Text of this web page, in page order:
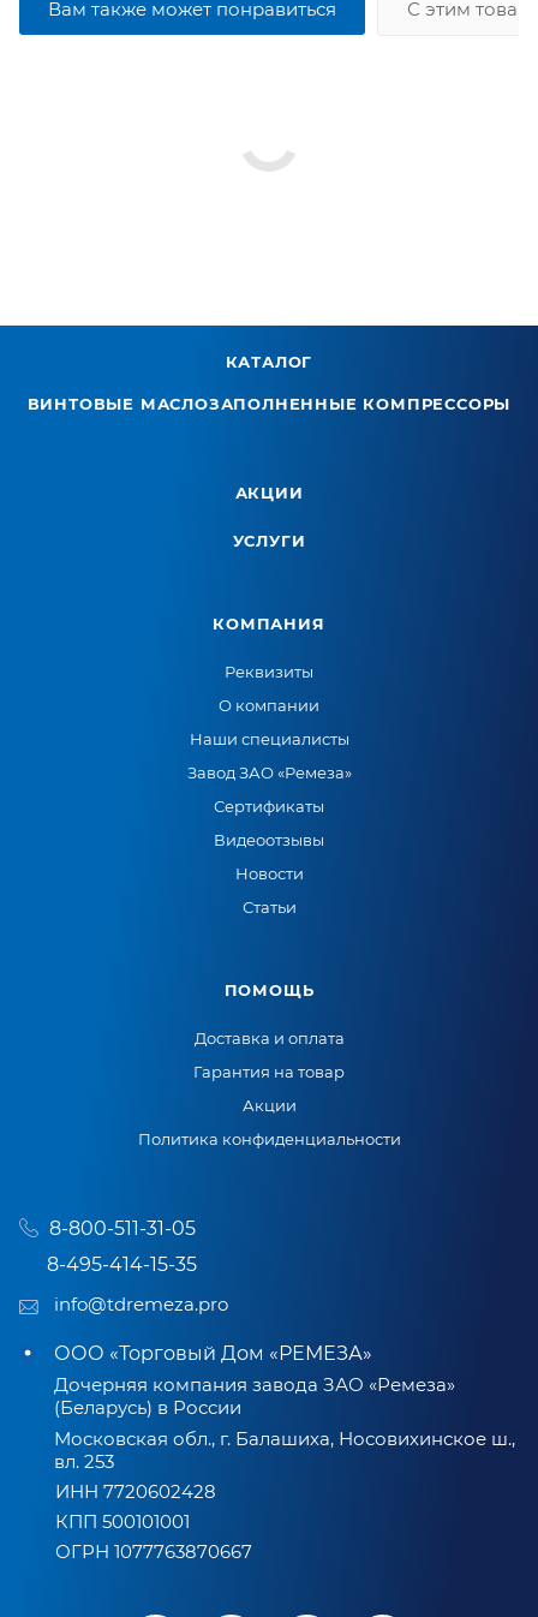
Вам также может понравиться С этим
КАТАЛОГ
ВИНТОВЫЕ МАСЛОЗАПОЛНЕННЫЕ КОМПРЕССОРЫ
АКЦИИ
УСЛУГИ
КОМПАНИЯ
Реквизиты
О компании
Наши специалисты
Завод ЗАО «Ремеза»
Сертификаты
Видеоотзывы
Новости
Статьи
ПОМОЩЬ
Доставка и оплата
Гарантия на товар
Акции
Политика конфиденциальности
8-800-511-31-05
8-495-414-15-35
info@tdremeza.pro
ООО «Торговый Дом «РЕМЕЗА»
Дочерняя компания завода ЗАО «Ремеза»
(Беларусь) в России
Московская обл., г. Балашиха, Носовихинское ш.,
вл. 253
ИНН 7720602428
КПП 500101001
ОГРН 1077763870667